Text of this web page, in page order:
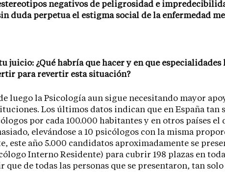
negativos de peligrosidad e
duda perpetua el estigma social de la enfermedad
juicio: ¿Qué habría que hacer y en que especialidades
para revertir esta situación?
luego la Psicología aun sigue necesitando mayor
Los últimos datos indican que en España tan
por cada 100.000 habitantes y en otros países el
elevándose a 10 psicólogos con la misma
este año 5.000 candidatos aproximadamente se
Interno Residente) para cubrir 198 plazas en toda
que de todas las personas que se presentaron, tan